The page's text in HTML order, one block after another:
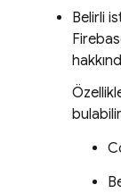
Belirli